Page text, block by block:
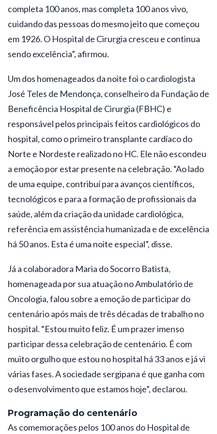
completa 100 anos, mas completa 100 anos vivo,
cuidando das pessoas do mesmo jeito que começou
em 1926. O Hospital de Cirurgia cresceu e continua
sendo excelência”, afirmou.
Um dos homenageados da noite foi o cardiologista
José Teles de Mendonça, conselheiro da Fundação de
Beneficência Hospital de Cirurgia (FBHC) e
responsável pelos principais feitos cardiológicos do
hospital, como o primeiro transplante cardíaco do
Norte e Nordeste realizado no HC. Ele não escondeu
a emoção por estar presente na celebração. “Ao lado
de uma equipe, contribuí para avanços científicos,
tecnológicos e para a formação de profissionais da
saúde, além da criação da unidade cardiológica,
referência em assistência humanizada e de excelência
há 50 anos. Esta é uma noite especial”, disse.
Já a colaboradora Maria do Socorro Batista,
homenageada por sua atuação no Ambulatório de
Oncologia, falou sobre a emoção de participar do
centenário após mais de três décadas de trabalho no
hospital. “Estou muito feliz. É um prazer imenso
participar dessa celebração de centenário. É com
muito orgulho que estou no hospital há 33 anos e já vi
várias fases. A sociedade sergipana é que ganha com
o desenvolvimento que estamos hoje”, declarou.
Programação do centenário
As comemorações pelos 100 anos do Hospital de